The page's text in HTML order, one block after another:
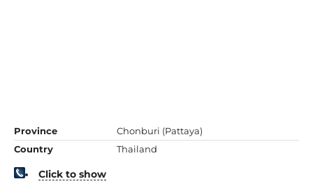
Province
Chonburi (Pattaya)
Country
Thailand
Click to show